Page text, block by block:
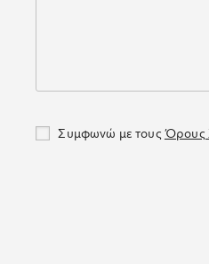
Συμφωνώ με τους Όρους